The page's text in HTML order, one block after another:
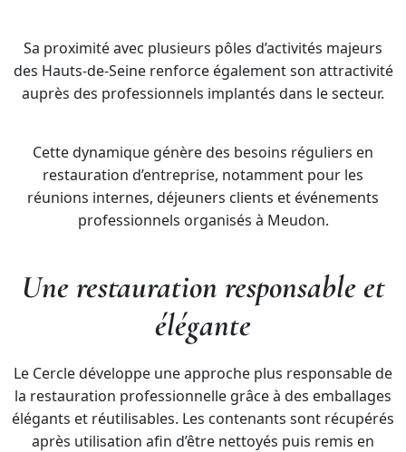
Sa proximité avec plusieurs pôles d’activités majeurs
des Hauts-de-Seine renforce également son attractivité
auprès des professionnels implantés dans le secteur.
Cette dynamique génère des besoins réguliers en
restauration d’entreprise, notamment pour les
réunions internes, déjeuners clients et événements
professionnels organisés à Meudon.
Une restauration responsable et
élégante
Le Cercle développe une approche plus responsable de
la restauration professionnelle grâce à des emballages
élégants et réutilisables. Les contenants sont récupérés
après utilisation afin d’être nettoyés puis remis en